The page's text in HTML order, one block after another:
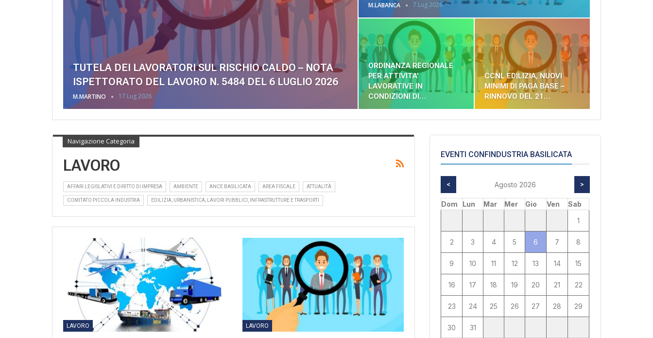
TUTELA DEI LAVORATORI SUL RISCHIO CALDO – NOTA
ISPETTORATO DEL LAVORO N. 5484 DEL 6 LUGLIO 2026
M.MARTINO 17 Lug 2026
M.LABANCA 7 Lug 2026
ORDINANZA REGIONALE
PER ATTIVITA’
LAVORATIVE IN
CONDIZIONI DI…
CCNL EDILIZIA, NUOVI
MINIMI DI PAGA BASE –
RINNOVO DEL 21…
Navigazione Categoria
LAVORO
AFFARI LEGISLATIVI E DIRITTO DI IMPRESA AMBIENTE ANCE BASILICATA AREA FISCALE ATTUALITÀ
COMITATO PICCOLA INDUSTRIA EDILIZIA, URBANISTICA, LAVORI PUBBLICI, INFRASTRUTTURE E TRASPORTI
LAVORO LAVORO
EVENTI CONFINDUSTRIA BASILICATA
< Agosto 2026 >
Dom Lun Mar Mer Gio Ven
Sab
1
2 3 4 5 6 7 8
9 10 11 12 13 14 15
16 17 18 19 20 21 22
23 24 25 26 27 28 29
30 31